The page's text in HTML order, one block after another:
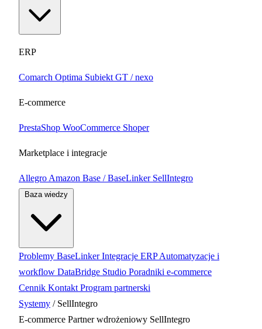
ERP
Comarch Optima Subiekt GT / nexo
E-commerce
PrestaShop WooCommerce Shoper
Marketplace i integracje
Allegro Amazon Base / BaseLinker SellIntegro
Problemy BaseLinkerIntegracje ERPAutomatyzacje i
workflow DataBridge Studio Poradniki e-commerce
Cennik Kontakt Program partnerski
Systemy / SellIntegro
E-commerce Partner wdrożeniowy SellIntegro